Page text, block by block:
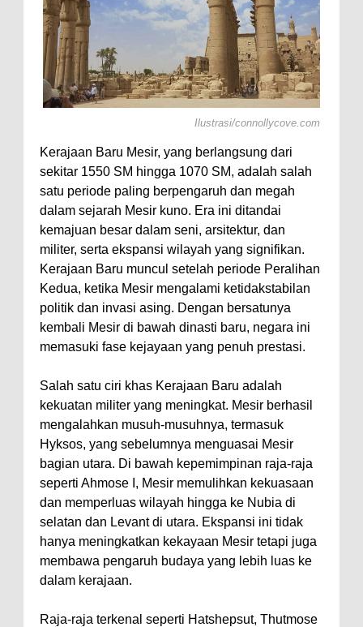
Ilustrasi/connollycove.com
Kerajaan Baru Mesir, yang berlangsung dari
sekitar 1550 SM hingga 1070 SM, adalah salah
satu periode paling berpengaruh dan megah
dalam sejarah Mesir kuno. Era ini ditandai
kemajuan besar dalam seni, arsitektur, dan
militer, serta ekspansi wilayah yang signifikan.
Kerajaan Baru muncul setelah periode Peralihan
Kedua, ketika Mesir mengalami ketidakstabilan
politik dan invasi asing. Dengan bersatunya
kembali Mesir di bawah dinasti baru, negara ini
memasuki fase kejayaan yang penuh prestasi.
Salah satu ciri khas Kerajaan Baru adalah
kekuatan militer yang meningkat. Mesir berhasil
mengalahkan musuh-musuhnya, termasuk
Hyksos, yang sebelumnya menguasai Mesir
bagian utara. Di bawah kepemimpinan raja-raja
seperti Ahmose I, Mesir memulihkan kekuasaan
dan memperluas wilayah hingga ke Nubia di
selatan dan Levant di utara. Ekspansi ini tidak
hanya meningkatkan kekayaan Mesir tetapi juga
membawa pengaruh budaya yang lebih luas ke
dalam kerajaan.
Raja-raja terkenal seperti Hatshepsut, Thutmose